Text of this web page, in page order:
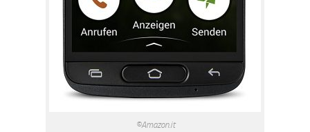
©Amazon.it